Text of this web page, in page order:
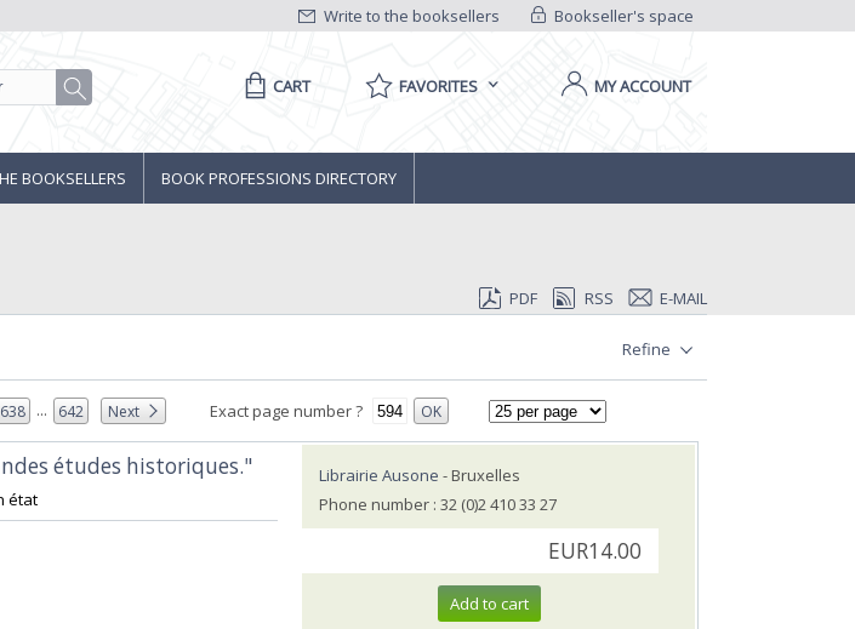
Bookseller's space
Write to the booksellers
CART FAVORITES MY ACCOUNT
BOOKSELLERS BOOK PROFESSIONS DIRECTORY
PDF RSS E-MAIL
Refine
638 ... 642 Next Exact page number ? OK
études historiques."‎
état‎
Librairie Ausone - Bruxelles
Phone number : 32 (0)2 410 33 27
EUR14.00
Add to cart